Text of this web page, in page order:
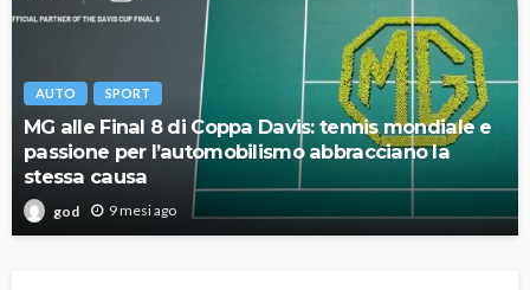
AUTO SPORT
MG alle Final 8 di Coppa Davis: tennis mondiale e
passione per l’automobilismo abbracciano la
stessa causa
god 9 mesi ago